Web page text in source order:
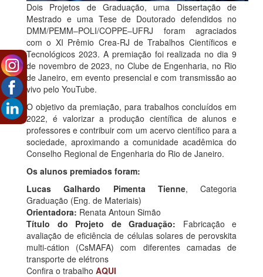
Dois Projetos de Graduação, uma Dissertação de
Mestrado e uma Tese de Doutorado defendidos no
DMM/PEMM‒POLI/COPPE‒UFRJ foram agraciados
com o XI Prêmio Crea-RJ de Trabalhos Científicos e
Tecnológicos 2023. A premiação foi realizada no dia 9
de novembro de 2023, no Clube de Engenharia, no Rio
de Janeiro, em evento presencial e com transmissão ao
vivo pelo YouTube.
O objetivo da premiação, para trabalhos concluídos em
2022, é valorizar a produção científica de alunos e
professores e contribuir com um acervo científico para a
sociedade, aproximando a comunidade acadêmica do
Conselho Regional de Engenharia do Rio de Janeiro.
Os alunos premiados foram:
Lucas Galhardo Pimenta Tienne, Categoria
Graduação (Eng. de Materiais)
Orientadora: Renata Antoun Simão
Título do Projeto de Graduação: Fabricação e
avaliação de eficiência de células solares de perovskita
multi-cátion (CsMAFA) com diferentes camadas de
transporte de elétrons
Confira o trabalho AQUI